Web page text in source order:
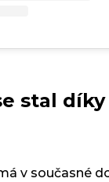
stal
v současné